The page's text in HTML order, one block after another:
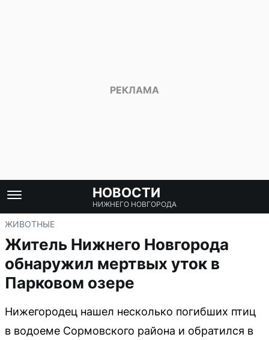
НОВОСТИ
НИЖНЕГО НОВГОРОДА
ЖИВОТНЫЕ
Житель Нижнего Новгорода
обнаружил мертвых уток в
Парковом озере
Нижегородец нашел несколько погибших птиц
в водоеме Сормовского района и обратился в